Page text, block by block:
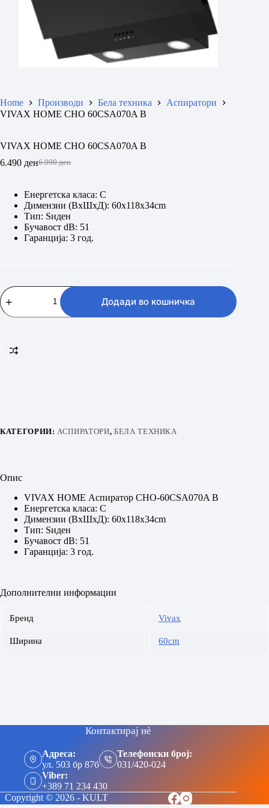
Home Производи Бела техника
Аспиратори
VIVAX HOME CHO 60CSA070A B
VIVAX HOME CHO 60CSA070A B
6.990ден
Original
6.990 ден.
6.490 денCurrent
6.490 ден.
Енергетска класа: C
Димензии (ВxШxД): 60x118x34cm
Тип: Ѕиден
Бучавост dB: 51
Гаранција: 3 год.
VIVAX
HOME
CHO
Додади во кошничка
КАТЕГОРИИ: АСПИРАТОРИ, БЕЛА ТЕХНИКА
Опис
VIVAX HOME Аспиратор CHO-60CSA070A B
Енергетска класа: C
Димензии (ВxШxД): 60x118x34cm
Тип: Ѕиден
Бучавост dB: 51
Гаранција: 3 год.
Дополнителни информации
Бренд Vivax
Ширина 60cm
Контактирај нè
Адреса:
ул. 503 бр 87б
Телефонски број:
031/420-024
Viber:
+389 71 234 430
Copyright © 2026 - KULT